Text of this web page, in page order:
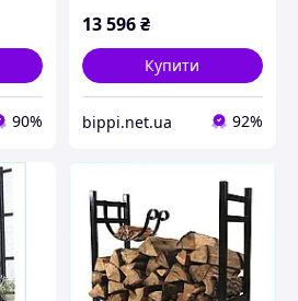
90%
зберігання дров,
13 596₴
Купити
bippi.net.ua 92%